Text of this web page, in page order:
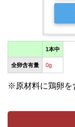
1本中
全卵含有量 0g
※原材料に鶏卵を